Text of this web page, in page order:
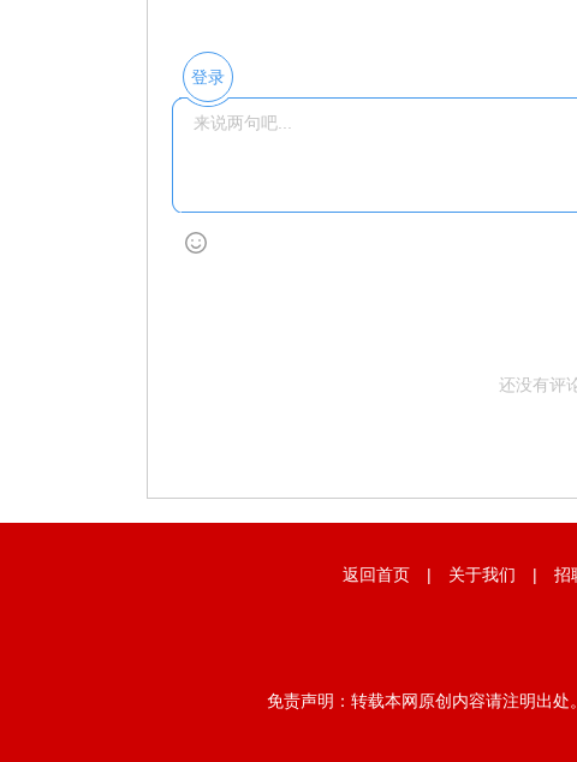
登录
还没有评
返回首页 | 关于我们 | 招
免责声明：转载本网原创内容请注明出